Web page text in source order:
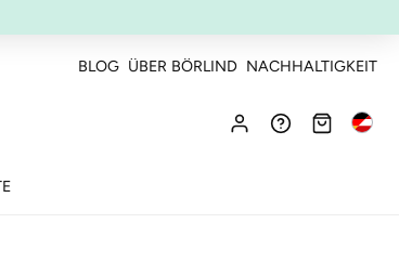
BLOG ÜBER BÖRLIND NACHHALTIGKEIT